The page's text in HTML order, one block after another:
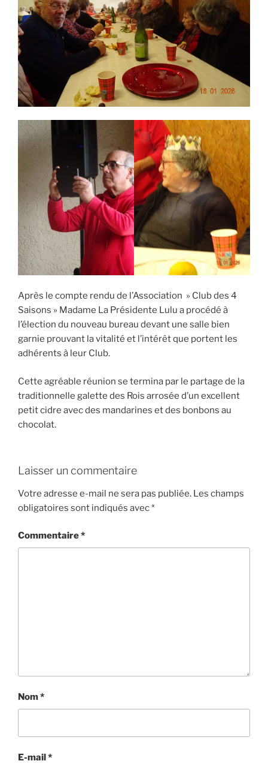
Après le compte rendu de l’Association » Club des 4
Saisons » Madame La Présidente Lulu a procédé à
l’élection du nouveau bureau devant une salle bien
garnie prouvant la vitalité et l’intérêt que portent les
adhérents à leur Club.
Cette agréable réunion se termina par le partage de la
traditionnelle galette des Rois arrosée d’un excellent
petit cidre avec des mandarines et des bonbons au
chocolat.
Laisser un commentaire
Votre adresse e-mail ne sera pas publiée. Les champs
obligatoires sont indiqués avec*
Commentaire*
Nom*
E-mail*